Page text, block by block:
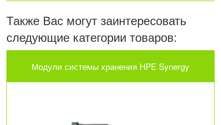
Также Вас могут заинтересовать
следующие категории товаров:
Модули системы хранения HPE Synergy